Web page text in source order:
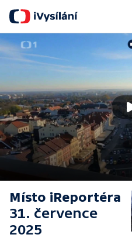
Místo iReportéra
31. července
2025